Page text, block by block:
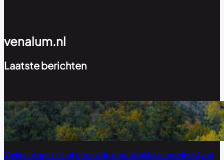
venalum.nl
Laatste berichten
Verkenningen in het groen: de onontdekte schoonheid van